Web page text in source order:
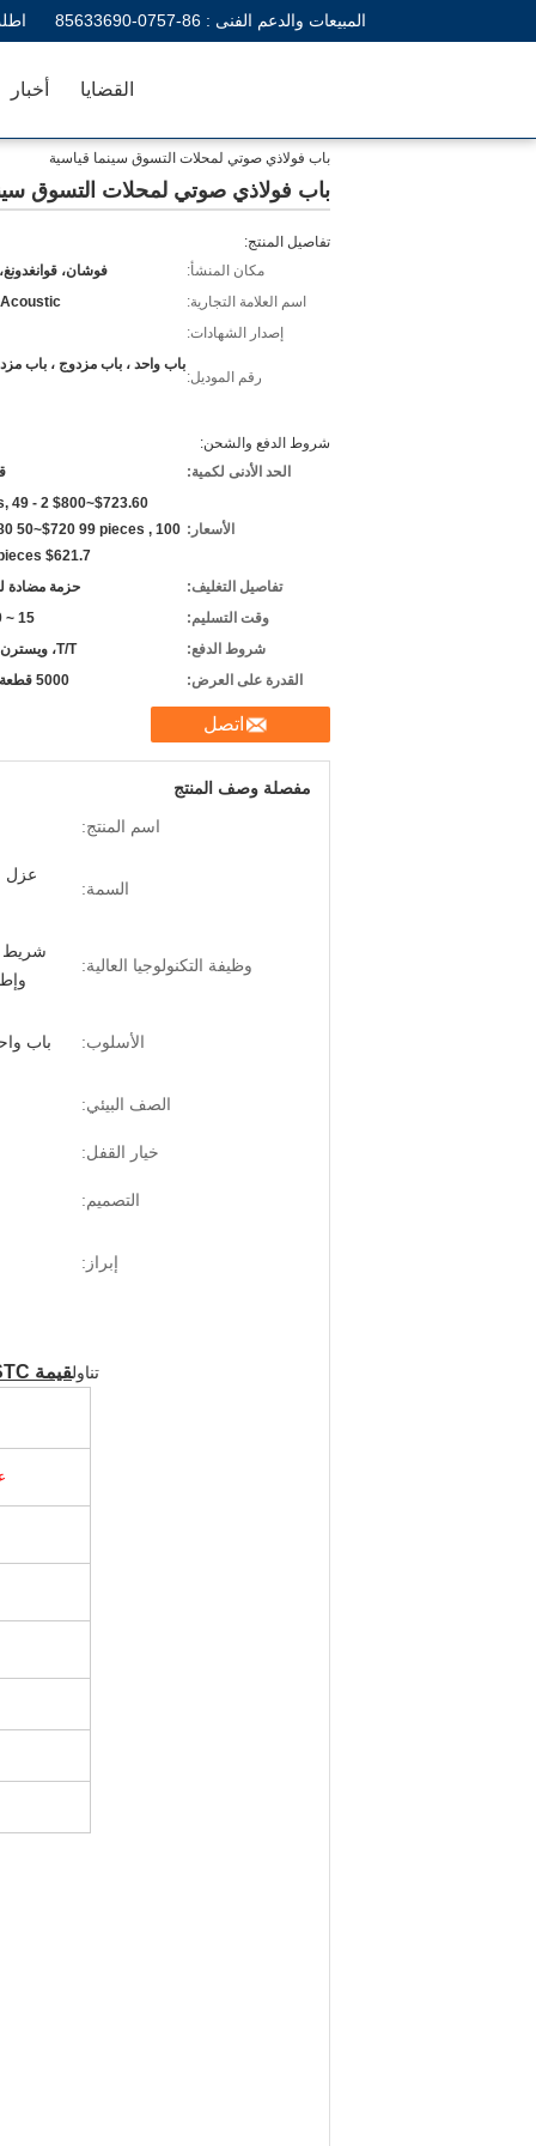
المبيعات والدعم الفنى : 86-0757-85633690
أخبار القضايا
باب فولاذي صوتي لمحلات التسوق سينما قياسية
باب فولاذي صوتي لمحلات التسوق
تفاصيل المنتج:
مكان المنشأ:
فوشان،
اسم العلامة التجارية:
إصدار الشهادات:
رقم الموديل:
باب واحد ، باب مزدوج ، باب
شروط الدفع والشحن:
الحد الأدنى لكمية:
الأسعار: 50~$720 99 pieces , 100
$621.7
تفاصيل التغليف:
حزمة مضادة
وقت التسليم:
15 ~ 20 يومًا
شروط الدفع:
T/T، ويسترن يونيون
القدرة على العرض:
5000 قطعة شهريا
اتصل
مفصلة وصف المنتج
اسم المنتج:
السمة:
عزل
وظيفة التكنولوجيا العالية:
الأسلوب: باب
الصف البيئي:
خيار القفل:
التصميم:
إبراز:
تناولقيمة STC تصل إلى 40 ((+3) dB.